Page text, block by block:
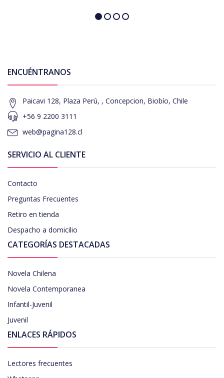
ENCUÉNTRANOS
Paicavi 128, Plaza Perú, , Concepcion, Biobío, Chile
+56 9 2200 3111
web@pagina128.cl
SERVICIO AL CLIENTE
Contacto
Preguntas Frecuentes
Retiro en tienda
Despacho a domicilio
CATEGORÍAS DESTACADAS
Novela Chilena
Novela Contemporanea
Infantil-Juvenil
Juvenil
ENLACES RÁPIDOS
Lectores frecuentes